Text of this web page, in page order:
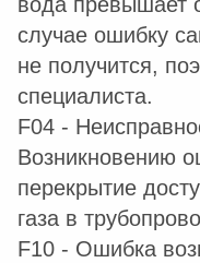
случае ошибку
не получится,
специалиста.
F04 -
Возникновению
перекрытие
газа в
F10 - Ошибка